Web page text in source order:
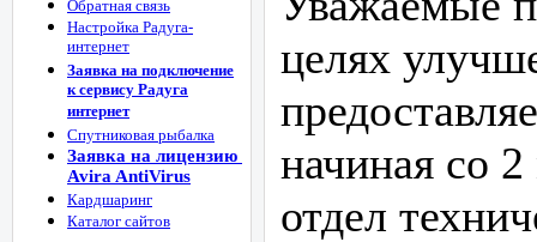
Обратная связь
Настройка Радуга-
интернет
Заявка на подключение
к сервису Радуга
интернет
Спутниковая рыбалка
Заявка на лицензию
Avira AntiVirus
Кардшаринг
Каталог сайтов
целях
начиная со
отдел